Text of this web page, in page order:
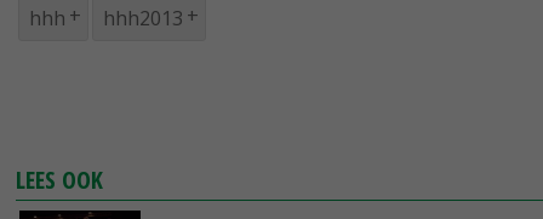
hhh hhh2013
LEES OOK